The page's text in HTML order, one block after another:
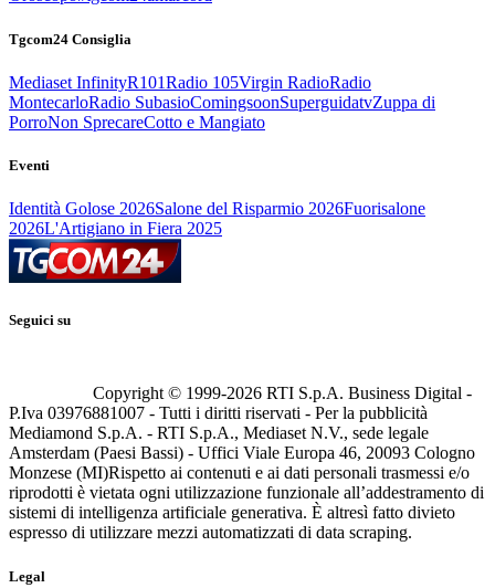
Tgcom24 Consiglia
Mediaset InfinityR101Radio 105Virgin RadioRadio
MontecarloRadio SubasioComingsoonSuperguidatvZuppa di
PorroNon SprecareCotto e Mangiato
Eventi
Identità Golose 2026Salone del Risparmio 2026Fuorisalone
2026L'Artigiano in Fiera 2025
Seguici su
Copyright © 1999-2026 RTI S.p.A. Business Digital -
P.Iva 03976881007 - Tutti i diritti riservati - Per la pubblicità
Mediamond S.p.A. - RTI S.p.A., Mediaset N.V., sede legale
Amsterdam (Paesi Bassi) - Uffici Viale Europa 46, 20093 Cologno
Monzese (MI)Rispetto ai contenuti e ai dati personali trasmessi e/o
riprodotti è vietata ogni utilizzazione funzionale all’addestramento di
sistemi di intelligenza artificiale generativa. È altresì fatto divieto
espresso di utilizzare mezzi automatizzati di data scraping.
Legal